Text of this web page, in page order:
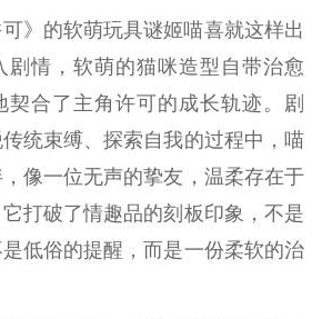
》的软萌玩具谜姬喵喜就这样出
剧情，软萌的猫咪造型自带治愈
契合了主角许可的成长轨迹。剧
统束缚、探索自我的过程中，喵
像一位无声的挚友，温柔存在于
打破了情趣品的刻板印象，不是
低俗的提醒，而是一份柔软的治